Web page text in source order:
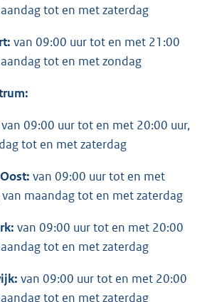
tot en met zaterdag
van 09:00 uur tot en met 21:00
tot en met zondag
van 09:00 uur tot en met 20:00 uur,
tot en met zaterdag
van 09:00 uur tot en met
van maandag tot en met zaterdag
van 09:00 uur tot en met 20:00
tot en met zaterdag
van 09:00 uur tot en met 20:00
tot en met zaterdag